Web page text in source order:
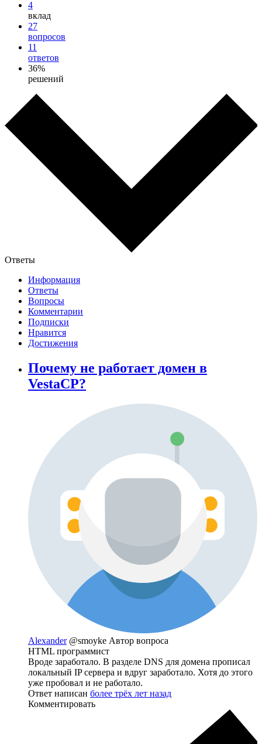
4
вклад
27
вопросов
11
ответов
36%
решений
Ответы
Информация
Ответы
Вопросы
Комментарии
Подписки
Нравится
Достижения
Почему не работает домен в
VestaCP?
Alexander @smoyke Автор вопроса
HTML программист
Вроде заработало. В разделе DNS для домена прописал
локальный IP сервера и вдруг заработало. Хотя до этого
уже пробовал и не работало.
Ответ написан более трёх лет назад
Комментировать